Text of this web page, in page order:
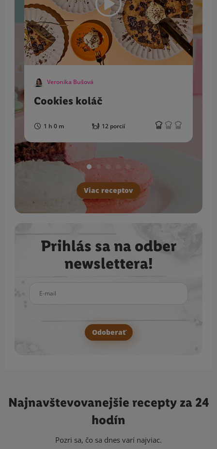
Veronika Bušová
Cookies koláč
1 h 0 m 12 porcií
Viac receptov
Prihlás sa na odber
newslettera!
Odoberať
Najnavštevovanejšie recepty za 24
hodín
Pozri sa, čo sa dnes varí najviac.